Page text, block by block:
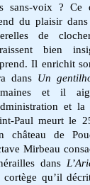
sans-voix ? Ce
du plaisir
de
bien
Il enrichit
dans Un
et il
et
Paul meurt le
château de
Mirbeau
dans
cortège qu’il